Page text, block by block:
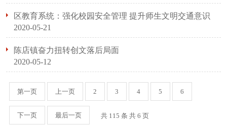
区教育系统：强化校园安全管理 提升师生文明交通意识
2020-05-21
陈店镇奋力扭转创文落后局面
2020-05-12
第一页 上一页 2 3 4 5 6
下一页 最后一页 共 115 条 共6 页